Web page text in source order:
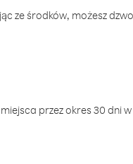
ze środków, możesz
przez okres 30 dni